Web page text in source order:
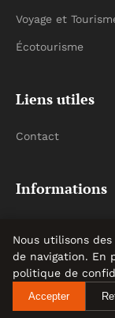
Voyage et
Écotourisme
Liens utiles
Contact
Informations
©
Nous utilisons
de navigation. En
politique de
Accepter